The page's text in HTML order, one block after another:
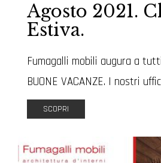
Agosto 2021.
Estiva.
Fumagalli mobili augura a
BUONE VACANZE. I nostri
SCOPRI